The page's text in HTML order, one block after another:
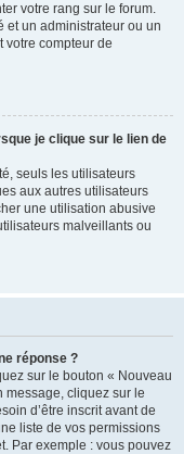
votre rang sur le forum.
et un administrateur ou un
votre compteur de
je clique sur le lien de
seuls les utilisateurs
aux autres utilisateurs
une utilisation abusive
malveillants ou
réponse ?
sur le bouton « Nouveau
message, cliquez sur le
d’être inscrit avant de
liste de vos permissions
Par exemple : vous pouvez